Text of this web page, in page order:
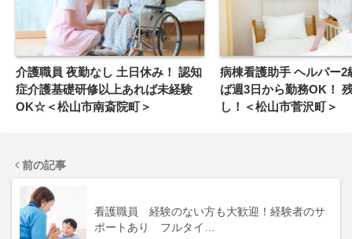
介護職員 夜勤なし 土日休み！ 認知
症介護基礎研修以上あれば未経験
OK☆＜松山市南斎院町＞
病棟看護助手 ヘルパー2級以上あれ
ば週3日から勤務OK！
し！＜松山市菅沢町＞
前の記事
看護職員 経験のない方も大歓迎！経験者のサ
ポートあり フルタイ…